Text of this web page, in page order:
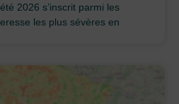
2026 s’inscrit parmi les
les plus sévères en